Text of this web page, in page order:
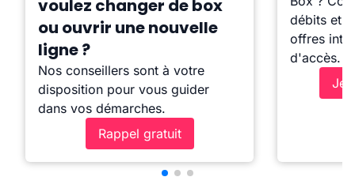
voulez changer de box
ou ouvrir une nouvelle
ligne ?
Nos conseillers sont à votre
disposition pour vous guider
dans vos démarches.
Rappel gratuit
débits et
offres
d'accès.
Je